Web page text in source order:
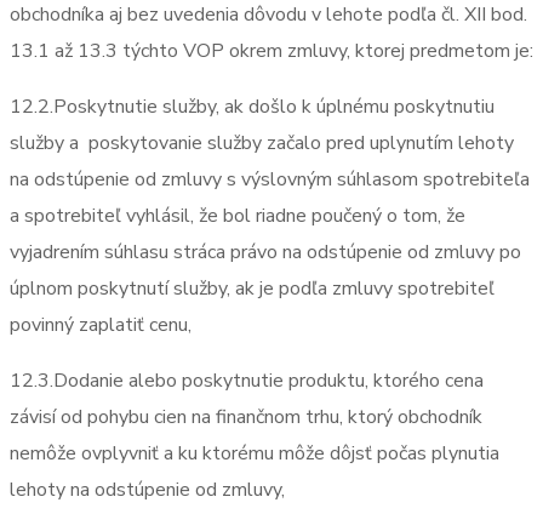
obchodníka aj bez uvedenia dôvodu v lehote podľa čl. XII bod.
13.1 až 13.3 týchto VOP okrem zmluvy, ktorej predmetom je:
12.2.Poskytnutie služby, ak došlo k úplnému poskytnutiu
služby a poskytovanie služby začalo pred uplynutím lehoty
na odstúpenie od zmluvy s výslovným súhlasom spotrebiteľa
a spotrebiteľ vyhlásil, že bol riadne poučený o tom, že
vyjadrením súhlasu stráca právo na odstúpenie od zmluvy po
úplnom poskytnutí služby, ak je podľa zmluvy spotrebiteľ
povinný zaplatiť cenu,
12.3.Dodanie alebo poskytnutie produktu, ktorého cena
závisí od pohybu cien na finančnom trhu, ktorý obchodník
nemôže ovplyvniť a ku ktorému môže dôjsť počas plynutia
lehoty na odstúpenie od zmluvy,